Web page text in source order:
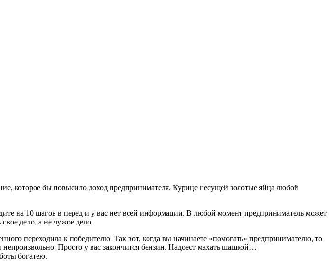
которое бы повысило доход предпринимателя. Курице несущей золотые яйца любой
на 10 шагов в перед и у вас нет всей информации. В любой момент предприниматель может
дело, а не чужое дело.
переходила к победителю. Так вот, когда вы начинаете «помогать» предпринимателю, то
Просто у вас закончится бензин. Надоест махать шашкой…
богатею.